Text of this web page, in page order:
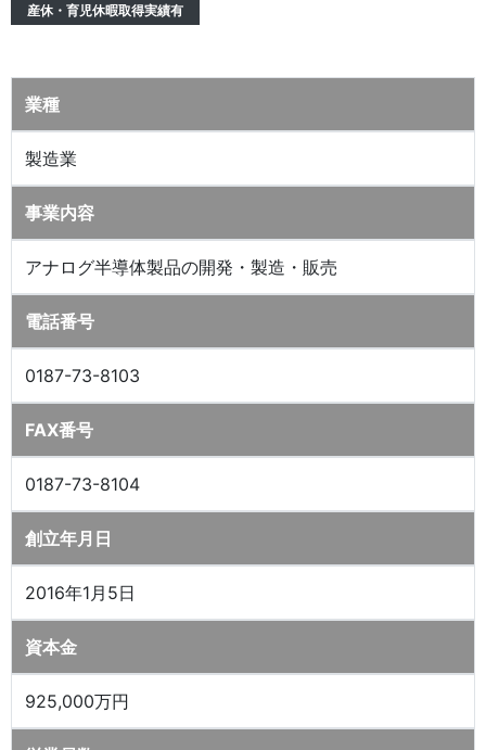
産休・育児休暇取得実績有
業種
製造業
事業内容
アナログ半導体製品の開発・製造・販売
電話番号
0187-73-8103
FAX番号
0187-73-8104
創立年月日
2016年1月5日
資本金
925,000万円